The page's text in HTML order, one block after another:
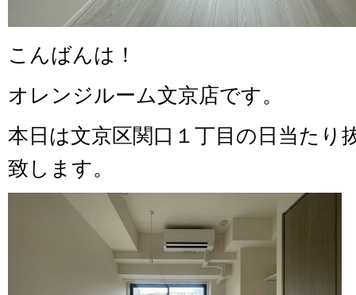
こんばんは！
オレンジルーム文京店です。
本日は文京区関口１丁目の日当たり
致します。